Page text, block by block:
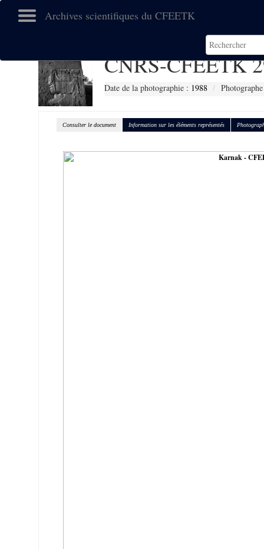
Archives scientifiques du CFEETK
CNRS-CFEETK
Date de la photographie : 1988
Consulter le document Information sur les éléments représentés